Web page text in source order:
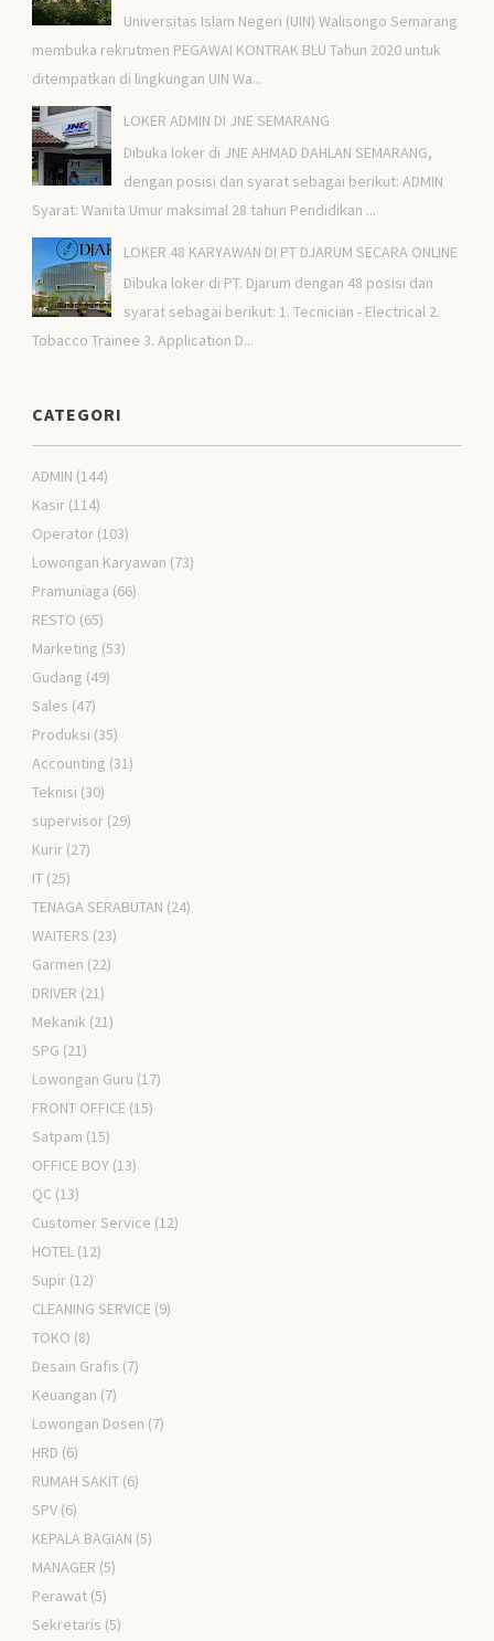
Universitas Islam Negeri (UIN) Walisongo Semarang
membuka rekrutmen PEGAWAI KONTRAK BLU Tahun 2020 untuk
ditempatkan di lingkungan UIN Wa...
LOKER ADMIN DI JNE SEMARANG
Dibuka loker di JNE AHMAD DAHLAN SEMARANG,
dengan posisi dan syarat sebagai berikut: ADMIN
Syarat: Wanita Umur maksimal 28 tahun Pendidikan ...
LOKER 48 KARYAWAN DI PT DJARUM SECARA ONLINE
Dibuka loker di PT. Djarum dengan 48 posisi dan
syarat sebagai berikut: 1. Tecnician - Electrical 2.
Tobacco Trainee 3. Application D...
CATEGORI
ADMIN (144)
Kasir (114)
Operator (103)
Lowongan Karyawan (73)
Pramuniaga (66)
RESTO (65)
Marketing (53)
Gudang (49)
Sales (47)
Produksi (35)
Accounting (31)
Teknisi (30)
supervisor (29)
Kurir (27)
IT (25)
TENAGA SERABUTAN (24)
WAITERS (23)
Garmen (22)
DRIVER (21)
Mekanik (21)
SPG (21)
Lowongan Guru (17)
FRONT OFFICE (15)
Satpam (15)
OFFICE BOY (13)
QC (13)
Customer Service (12)
HOTEL (12)
Supir (12)
CLEANING SERVICE (9)
TOKO (8)
Desain Grafis (7)
Keuangan (7)
Lowongan Dosen (7)
HRD (6)
RUMAH SAKIT (6)
SPV (6)
KEPALA BAGIAN (5)
MANAGER (5)
Perawat (5)
Sekretaris (5)